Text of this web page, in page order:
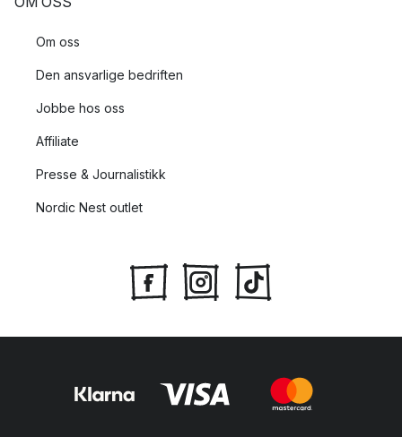
Om oss
Den ansvarlige bedriften
Jobbe hos oss
Affiliate
Presse & Journalistikk
Nordic Nest outlet